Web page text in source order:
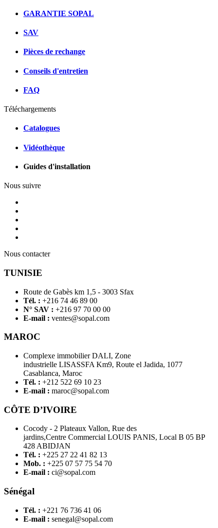
GARANTIE SOPAL
SAV
Pièces de rechange
Conseils d'entretien
FAQ
Téléchargements
Catalogues
Vidéothèque
Guides d'installation
Nous suivre
Nous contacter
TUNISIE
Route de Gabès km 1,5 - 3003 Sfax
Tél. : +216 74 46 89 00
N° SAV : +216 97 70 00 00
E-mail : ventes@sopal.com
MAROC
Complexe immobilier DALI, Zone
industrielle LISASSFA Km9, Route el Jadida, 1077
Casablanca, Maroc
Tél. : +212 522 69 10 23
E-mail : maroc@sopal.com
CÔTE D’IVOIRE
Cocody - 2 Plateaux Vallon, Rue des
jardins,Centre Commercial LOUIS PANIS, Local B 05 BP
428 ABIDJAN
Tél. : +225 27 22 41 82 13
Mob. : +225 07 57 75 54 70
E-mail : ci@sopal.com
Sénégal
Tél. : +221 76 736 41 06
E-mail : senegal@sopal.com